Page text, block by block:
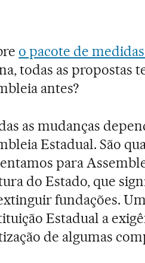
o pacote de
todas as propostas
antes?
as mudanças
Estadual. São
para
do Estado, que
fundações.
Estadual a
de algumas